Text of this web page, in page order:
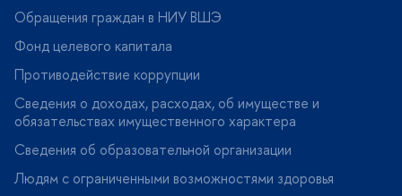
Обращения граждан в НИУ ВШЭ
Фонд целевого капитала
Противодействие коррупции
Сведения о доходах, расходах, об имуществе и
обязательствах имущественного характера
Сведения об образовательной организации
Людям с ограниченными возможностями здоровья